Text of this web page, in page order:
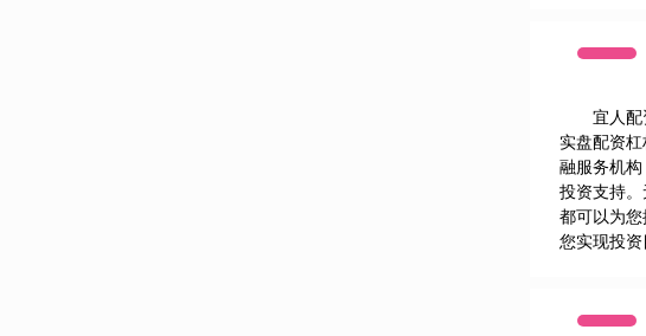
宜人
实盘配资
融服务机
投资支持
都可以为
您实现投资